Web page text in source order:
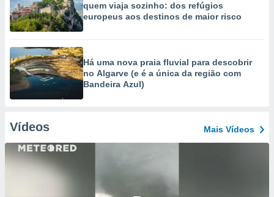
quem viaja sozinho: dos refúgios
europeus aos destinos de maior risco
Há uma nova praia fluvial para descobrir
no Algarve (e é a única da região com
Bandeira Azul)
Vídeos Mais Vídeos